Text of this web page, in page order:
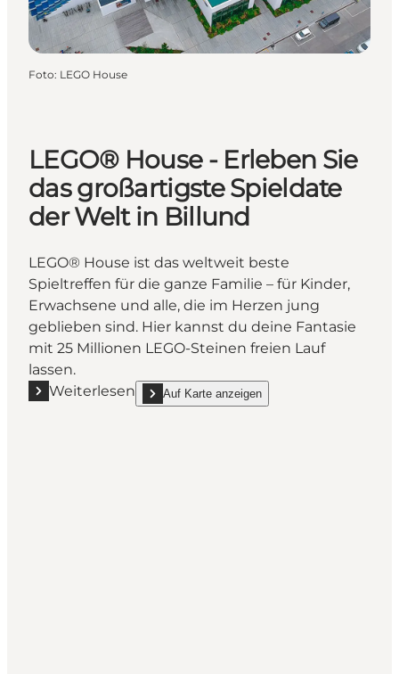
Foto: LEGO House
LEGO® House - Erleben Sie
das großartigste Spieldate
der Welt in Billund
LEGO® House ist das weltweit beste
Spieltreffen für die ganze Familie – für Kinder,
Erwachsene und alle, die im Herzen jung
geblieben sind. Hier kannst du deine Fantasie
mit 25 Millionen LEGO-Steinen freien Lauf
lassen.
Weiterlesen
Mehr erfahren "LEGO® House - Erleben Sie das
Auf Karte anzeigen
show LEGO® House - Erleben Sie das